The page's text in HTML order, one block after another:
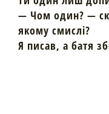
— Чом один? —
якому смислі?
Я писав, а батя